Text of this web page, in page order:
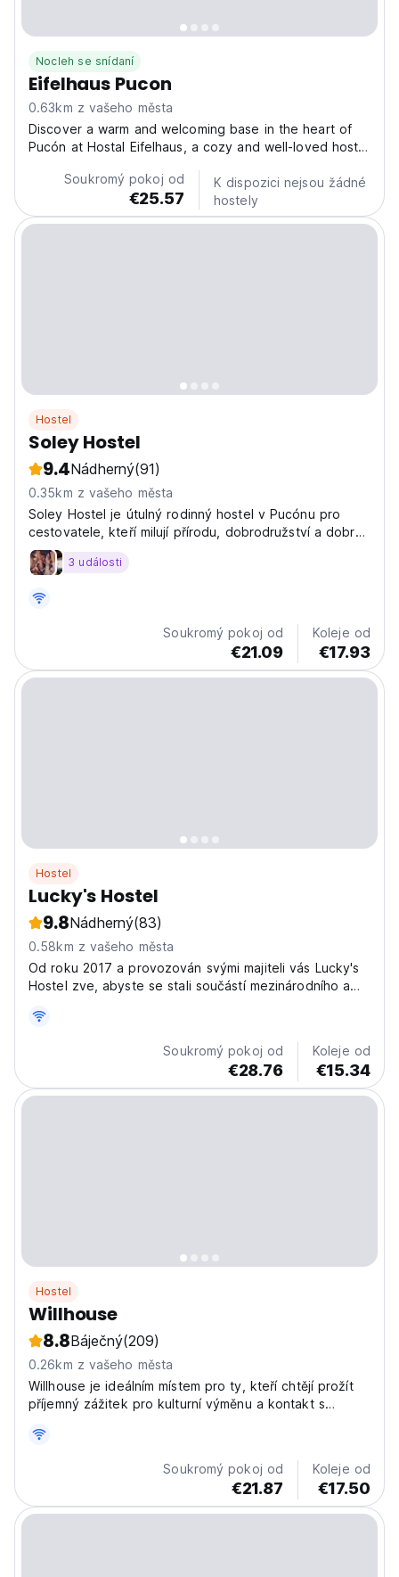
Nocleh se snídaní
Eifelhaus Pucon
0.63km z vašeho města
Discover a warm and welcoming base in the heart of
Pucón at Hostal Eifelhaus, a cozy and well-loved hostel
Ideally located just a short walk from the Pucón bus
terminal and the lively town centre, this...
Soukromý pokoj od
€25.57
K dispozici nejsou žádné
hostely
Hostel
Soley Hostel
9.4Nádherný(91)
0.35km z vašeho města
Soley Hostel je útulný rodinný hostel v Pucónu pro
cestovatele, kteří milují přírodu, dobrodružství a dobrou
společnost. Trávte dny turistikou, jízdou na kajaku
nebo poznáváním a večery sdílením drinku na naší
3 události
Soukromý pokoj od
€21.09
Koleje od
€17.93
Hostel
Lucky's Hostel
9.8Nádherný(83)
0.58km z vašeho města
Od roku 2017 a provozován svými majiteli vás Lucky's
Hostel zve, abyste se stali součástí mezinárodního a
pokoje s vysokými standardy kvality a pohodlí, abyste
Soukromý pokoj od
€28.76
Koleje od
€15.34
Hostel
Willhouse
8.8Báječný(209)
0.26km z vašeho města
Willhouse je ideálním místem pro ty, kteří chtějí prožít
příjemný zážitek pro kulturní výměnu a kontakt s
Soukromý pokoj od
€21.87
Koleje od
€17.50